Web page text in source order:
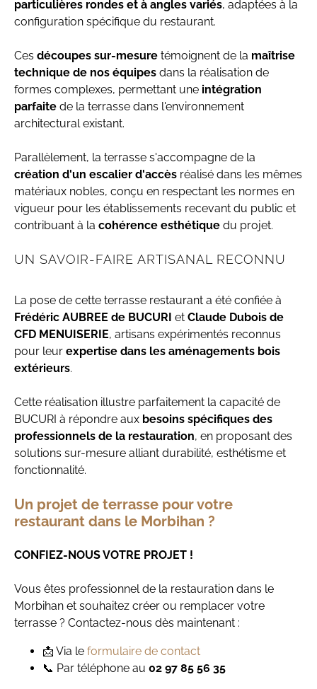
particulières rondes et à angles variés, adaptées à la
configuration spécifique du restaurant.
Ces découpes sur-mesure témoignent de la maîtrise
technique de nos équipes dans la réalisation de
formes complexes, permettant une intégration
parfaite de la terrasse dans l'environnement
architectural existant.
Parallèlement, la terrasse s'accompagne de la
création d'un escalier d'accès réalisé dans les mêmes
matériaux nobles, conçu en respectant les normes en
vigueur pour les établissements recevant du public et
contribuant à la cohérence esthétique du projet.
UN SAVOIR-FAIRE ARTISANAL RECONNU
La pose de cette terrasse restaurant a été confiée à
Frédéric AUBREE de BUCURI et Claude Dubois de
CFD MENUISERIE, artisans expérimentés reconnus
pour leur expertise dans les aménagements bois
extérieurs.
Cette réalisation illustre parfaitement la capacité de
BUCURI à répondre aux besoins spécifiques des
professionnels de la restauration, en proposant des
solutions sur-mesure alliant durabilité, esthétisme et
fonctionnalité.
Un projet de terrasse pour votre
restaurant dans le Morbihan ?
CONFIEZ-NOUS VOTRE PROJET !
Vous êtes professionnel de la restauration dans le
Morbihan et souhaitez créer ou remplacer votre
terrasse ? Contactez-nous dès maintenant :
📩 Via le formulaire de contact
📞 Par téléphone au 02 97 85 56 35